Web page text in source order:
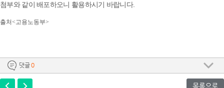
첨부와 같이 배포하오니 활용하시기 바랍니다.
출처<고용노동부>​
댓글0